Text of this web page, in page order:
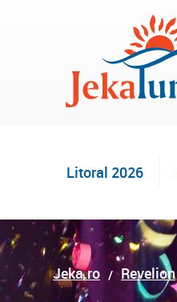
Litoral 2026
Jeka.ro Revelion